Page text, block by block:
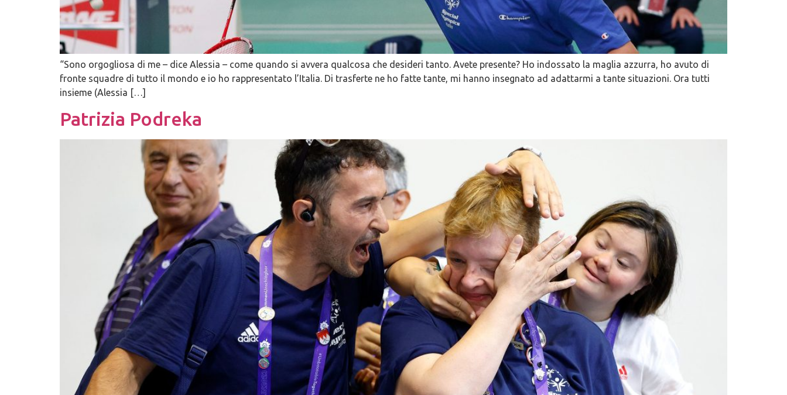
“Sono orgogliosa di me – dice Alessia – come quando si avvera qualcosa che desideri tanto. Avete presente? Ho indossato la maglia azzurra, ho avuto di
fronte squadre di tutto il mondo e io ho rappresentato l’Italia. Di trasferte ne ho fatte tante, mi hanno insegnato ad adattarmi a tante situazioni. Ora tutti
insieme (Alessia […]
Patrizia Podreka